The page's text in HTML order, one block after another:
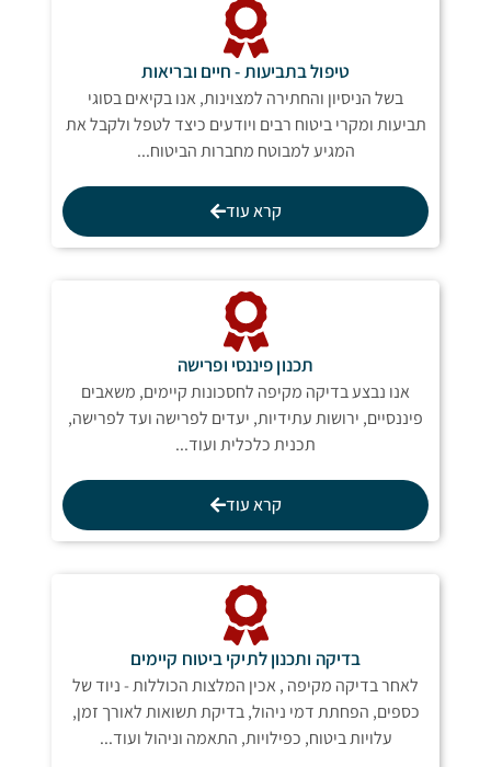
טיפול בתביעות - חיים ובריאות
בשל הניסיון והחתירה למצוינות, אנו בקיאים בסוגי
תביעות ומקרי ביטוח רבים ויודעים כיצד לטפל ולקבל את
המגיע למבוטח מחברות הביטוח...
קרא עוד
תכנון פיננסי ופרישה
אנו נבצע בדיקה מקיפה לחסכונות קיימים, משאבים
פיננסיים, ירושות עתידיות, יעדים לפרישה ועד לפרישה,
תכנית כלכלית ועוד...
קרא עוד
בדיקה ותכנון לתיקי ביטוח קיימים
לאחר בדיקה מקיפה , אכין המלצות הכוללות - ניוד של
כספים, הפחתת דמי ניהול, בדיקת תשואות לאורך זמן,
עלויות ביטוח, כפילויות, התאמה וניהול ועוד...